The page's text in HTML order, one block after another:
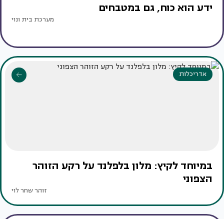
ידע הוא כוח, גם במטבחים
מערכת בית ונוי
אדריכלות
במיוחד לקיץ: מלון בלפלנד על רקע הזוהר
הצפוני
זוהר שחר לוי